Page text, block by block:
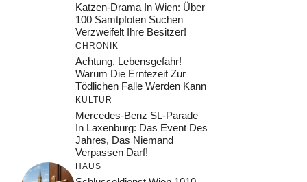
Katzen-Drama In Wien: Über
100 Samtpfoten Suchen
Verzweifelt Ihre Besitzer!
CHRONIK
Achtung, Lebensgefahr!
Warum Die Erntezeit Zur
Tödlichen Falle Werden Kann
KULTUR
Mercedes-Benz SL-Parade
In Laxenburg: Das Event Des
Jahres, Das Niemand
Verpassen Darf!
HAUS